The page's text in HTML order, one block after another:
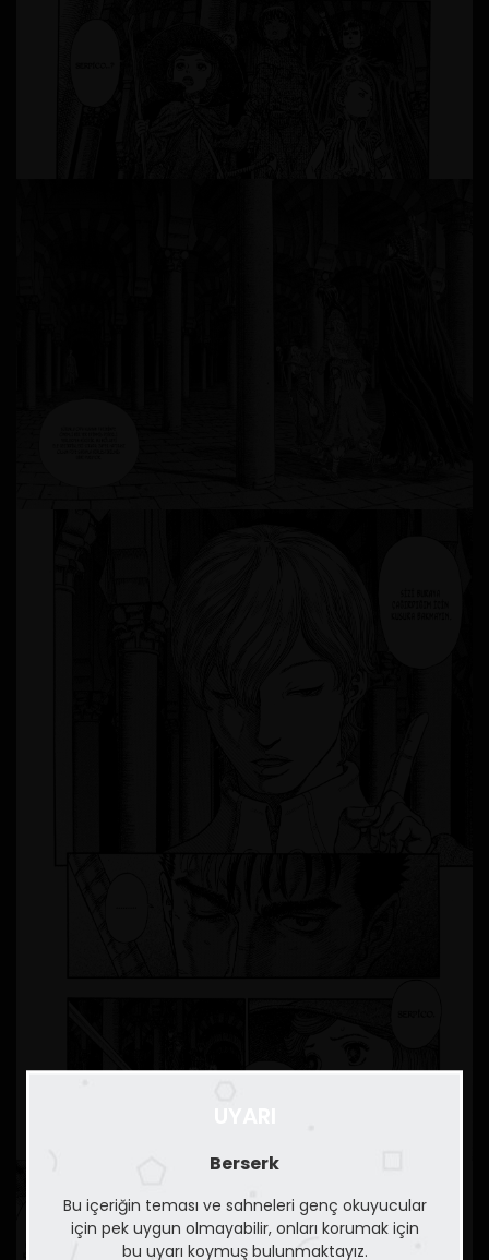
Berserk
Bu içeriğin teması ve sahneleri genç okuyucular
için pek uygun olmayabilir, onları korumak için
bu uyarı koymuş bulunmaktayız.